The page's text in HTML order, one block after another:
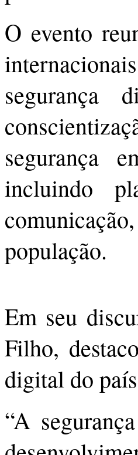
O evento
segurança
segurança
incluindo
população.
Em seu
Filho,
digital do
“A